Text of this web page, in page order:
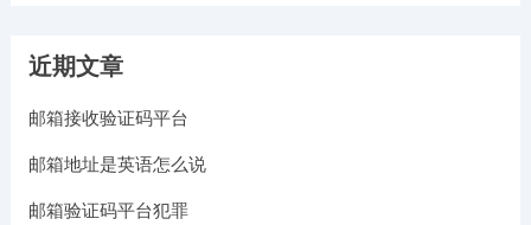
近期文章
邮箱接收验证码平台
邮箱地址是英语怎么说
邮箱验证码平台犯罪